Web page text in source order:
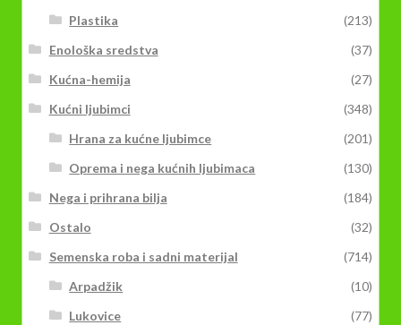
Plastika
(213)
Enološka sredstva
(37)
Kućna-hemija
(27)
Kućni ljubimci
(348)
Hrana za kućne ljubimce
(201)
Oprema i nega kućnih ljubimaca
(130)
Nega i prihrana bilja
(184)
Ostalo
(32)
Semenska roba i sadni materijal
(714)
Arpadžik
(10)
Lukovice
(77)